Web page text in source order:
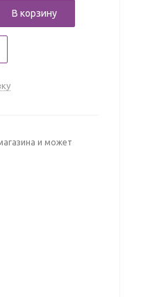
В корзину
и может